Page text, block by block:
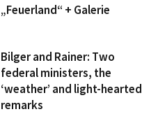
„Feuerland“ + Galerie
Bilger and Rainer: Two
federal ministers, the
‘weather’ and light-hearted
remarks